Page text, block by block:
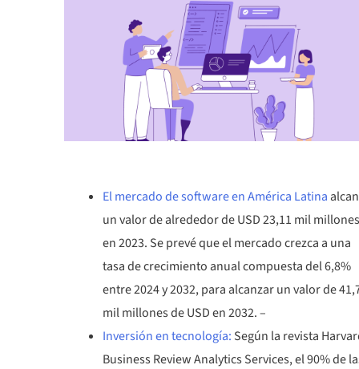
El mercado de software en América Latina
un valor de alrededor de USD 23,11 mil millones
en 2023. Se prevé que el mercado crezca a una
tasa de crecimiento anual compuesta del 6,8%
entre 2024 y 2032, para alcanzar un valor de
mil millones de USD en 2032. –
Inversión en tecnología: Según la revista
Business Review Analytics Services, el 90% de